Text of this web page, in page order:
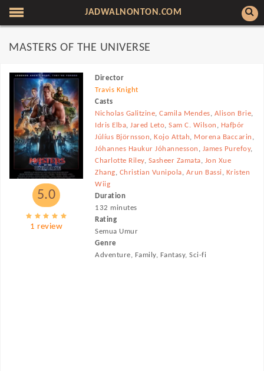
JADWALNONTON.COM
MASTERS OF THE UNIVERSE
5.0
1 review
Director
Travis Knight
Casts
Nicholas Galitzine,Camila Mendes, Alison Brie,
Idris Elba,Jared Leto,Sam C. Wilson , Hafþór
Júlíus Björnsson,Kojo Attah, Morena Baccarin ,
Jóhannes Haukur Jóhannesson , James Purefoy,
Charlotte Riley, Sasheer Zamata, Jon Xue
Zhang, Christian Vunipola, Arun Bassi, Kristen
Wiig
Duration
132 minutes
Rating
Semua Umur
Genre
Adventure, Family, Fantasy, Sci-fi